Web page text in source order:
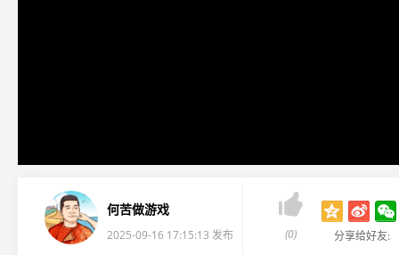
何苦做游戏
2025-09-16 17:15:13 发布

(0) 分享给好友: